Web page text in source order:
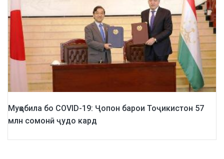
Муқобила бо COVID-19: Ҷопон барои Тоҷикистон 57
млн сомонӣ ҷудо кард